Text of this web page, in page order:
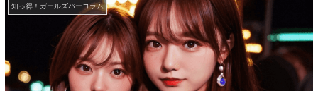
知っ得！ガールズバーコラム